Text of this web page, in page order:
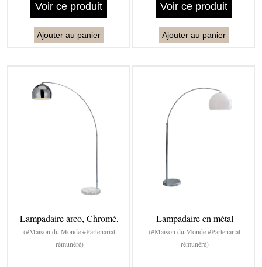
Voir ce produit
Ajouter au panier
Voir ce produit
Ajouter au panier
Lampadaire arco, Chromé,
(#Maison du Monde #Partenariat
rémunéré)
Lampadaire en métal
(#Maison du Monde #Partenariat
rémunéré)